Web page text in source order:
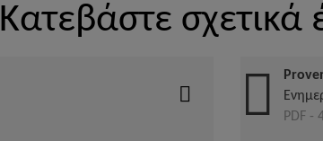
Κατεβάστε
PDF -